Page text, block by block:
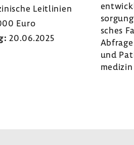
Leit­li­nien
Euro
20.06.2025
sches
und
me­dizin